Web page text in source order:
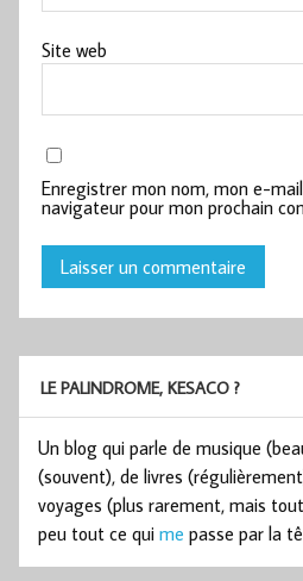
Site web
Enregistrer mon nom, mon e-
navigateur pour mon prochain
LE PALINDROME, KESACO ?
Un blog qui parle de musique
(souvent), de livres
voyages (plus rarement, mais
peu tout ce qui me passe par la